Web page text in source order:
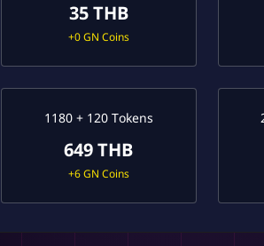
35 THB
+0 GN Coins
1180 + 120 Tokens
649 THB
+6 GN Coins